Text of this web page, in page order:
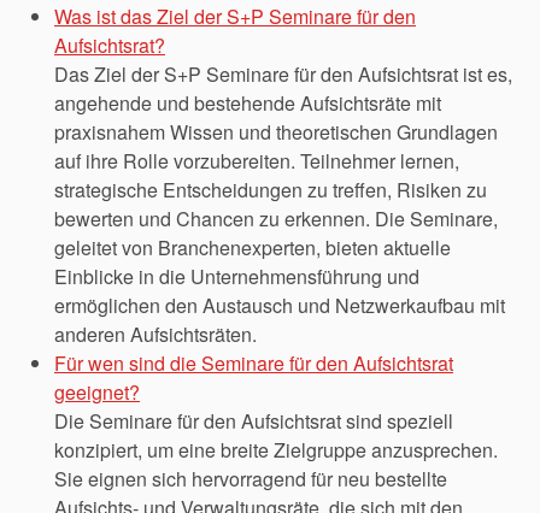
Was ist das Ziel der S+P Seminare für den
Aufsichtsrat?
Das Ziel der S+P Seminare für den Aufsichtsrat ist es,
angehende und bestehende Aufsichtsräte mit
praxisnahem Wissen und theoretischen Grundlagen
auf ihre Rolle vorzubereiten. Teilnehmer lernen,
strategische Entscheidungen zu treffen, Risiken zu
bewerten und Chancen zu erkennen. Die Seminare,
geleitet von Branchenexperten, bieten aktuelle
Einblicke in die Unternehmensführung und
ermöglichen den Austausch und Netzwerkaufbau mit
anderen Aufsichtsräten.
Für wen sind die Seminare für den Aufsichtsrat
geeignet?
Die Seminare für den Aufsichtsrat sind speziell
konzipiert, um eine breite Zielgruppe anzusprechen.
Sie eignen sich hervorragend für neu bestellte